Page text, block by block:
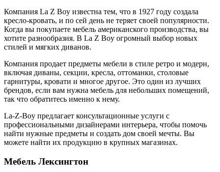
Компания La Z Boy известна тем, что в 1927 году создала
кресло-кровать, и по сей день не теряет своей популярности.
Когда вы покупаете мебель американского производства, вы
хотите разнообразия. В La Z Boy огромный выбор новых
стилей и мягких диванов.
Компания продает предметы мебели в стиле ретро и модерн,
включая диваны, секции, кресла, оттоманки, столовые
гарнитуры, кровати и многое другое. Это один из лучших
брендов, если вам нужна мебель для небольших помещений,
так что обратитесь именно к нему.
La-Z-Boy предлагает консультационные услуги с
профессиональными дизайнерами интерьера, чтобы помочь
найти нужные предметы и создать дом своей мечты. Вы
можете найти их продукцию в крупных магазинах.
Мебель Лексингтон